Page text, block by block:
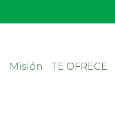
Misión TE OFRECE